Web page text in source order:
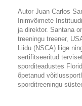
Autor Juan Carlos
Inimvõimete
ja direktor. Santana
treeningu treener,
Liidu (NSCA) liige
sertifitseeritud
sporditeadustes
õpetanud
sporditreeningu